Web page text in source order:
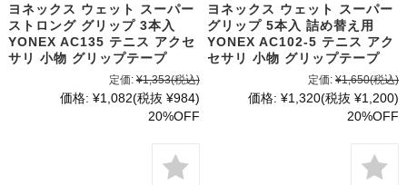
ヨネックス ウェット スーパー
ストロング グリップ 3本入
YONEX AC135 テニス アクセ
サリ 小物 グリップテープ
定価: ¥1,353(税込)
価格: ¥1,082(税抜 ¥984)
20%OFF
ヨネックス ウェット スーパー
グリップ 5本入 詰め替え用
YONEX AC102-5 テニス アク
セサリ 小物 グリップテープ
定価: ¥1,650(税込)
価格: ¥1,320(税抜 ¥1,200)
20%OFF